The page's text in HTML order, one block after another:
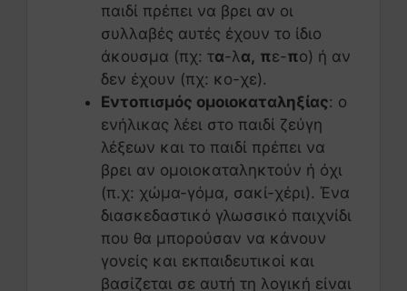
παιδί πρέπει να βρει αν οι
συλλαβές αυτές έχουν το ίδιο
άκουσμα (πχ: τα-λα, πε-πο) ή αν
δεν έχουν (πχ: κο-χε).
Εντοπισμός ομοιοκαταληξίας: ο
ενήλικας λέει στο παιδί ζεύγη
λέξεων και το παιδί πρέπει να
βρει αν ομοιοκαταληκτούν ή όχι
(π.χ: χώμα-γόμα, σακί-χέρι). Ένα
διασκεδαστικό γλωσσικό παιχνίδι
που θα μπορούσαν να κάνουν
γονείς και εκπαιδευτικοί και
βασίζεται σε αυτή τη λογική είναι